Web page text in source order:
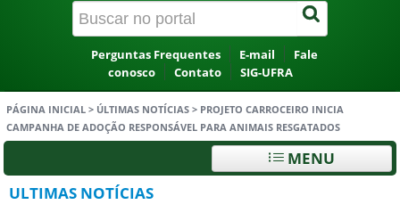
Perguntas Frequentes E-mail
Fale
conosco
Contato SIG-UFRA
PÁGINA INICIAL > ÚLTIMAS NOTÍCIAS > PROJETO CARROCEIRO INICIA
CAMPANHA DE ADOÇÃO RESPONSÁVEL PARA ANIMAIS RESGATADOS
MENU
ULTIMAS NOTÍCIAS